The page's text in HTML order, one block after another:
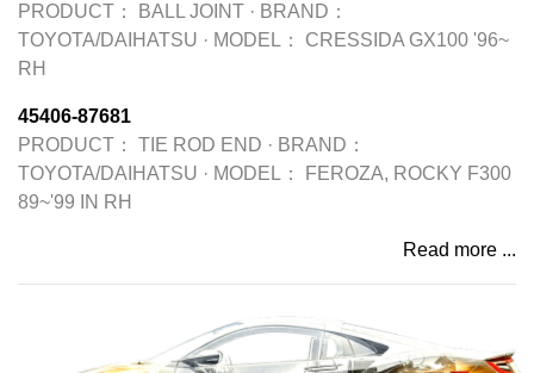
PRODUCT：
BALL JOINT · BRAND：
TOYOTA/DAIHATSU · MODEL：
CRESSIDA GX100 '96~
RH
45406-87681
PRODUCT：
TIE ROD END · BRAND：
TOYOTA/DAIHATSU · MODEL：
FEROZA, ROCKY F300
89~'99 IN RH
Read more ...